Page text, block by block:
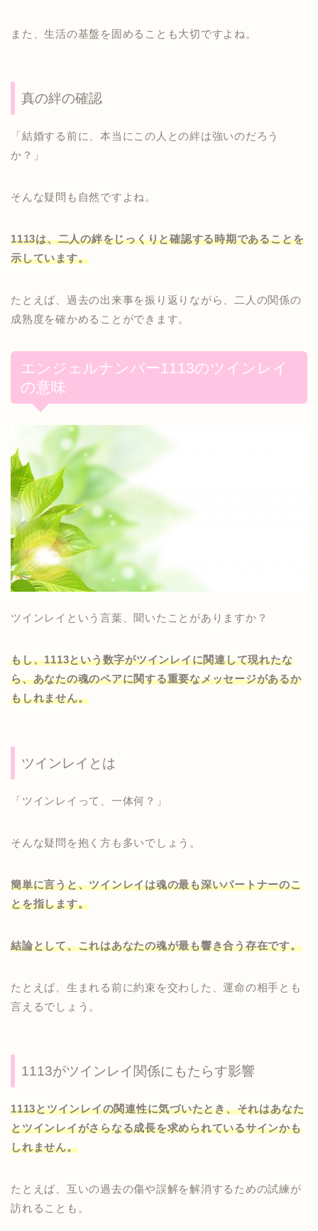
また、生活の基盤を固めることも大切ですよね。
真の絆の確認
「結婚する前に、本当にこの人との絆は強いのだろう
か？」
そんな疑問も自然ですよね。
1113は、二人の絆をじっくりと確認する時期であることを
示しています。
たとえば、過去の出来事を振り返りながら、二人の関係の
成熟度を確かめることができます。
エンジェルナンバー1113のツインレイ
の意味
ツインレイという言葉、聞いたことがありますか？
もし、1113という数字がツインレイに関連して現れたな
ら、あなたの魂のペアに関する重要なメッセージがあるか
もしれません。
ツインレイとは
「ツインレイって、一体何？」
そんな疑問を抱く方も多いでしょう。
簡単に言うと、ツインレイは魂の最も深いパートナーのこ
とを指します。
結論として、これはあなたの魂が最も響き合う存在です。
たとえば、生まれる前に約束を交わした、運命の相手とも
言えるでしょう。
1113がツインレイ関係にもたらす影響
1113とツインレイの関連性に気づいたとき、それはあなた
とツインレイがさらなる成長を求められているサインかも
しれません。
たとえば、互いの過去の傷や誤解を解消するための試練が
訪れることも。